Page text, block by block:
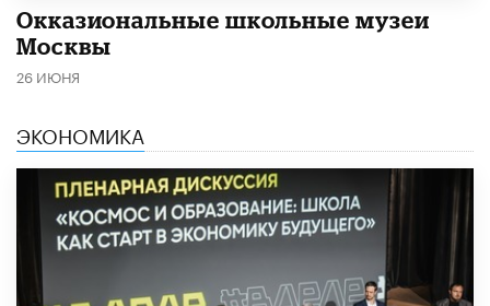
​Окказиональные школьные музеи
Москвы
26 ИЮНЯ
ЭКОНОМИКА